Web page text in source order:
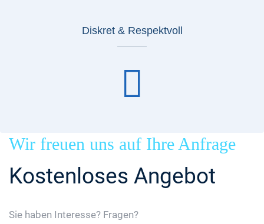
Diskret & Respektvoll
Wir freuen uns auf Ihre Anfrage
Kostenloses Angebot
Sie haben Interesse? Fragen?